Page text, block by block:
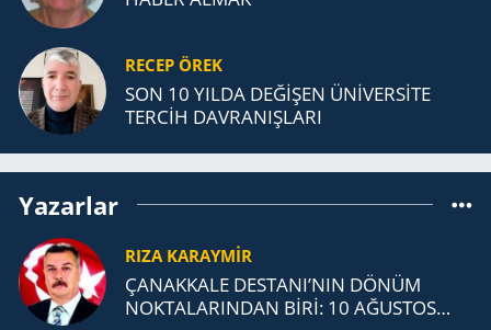
RECEP ÖREK
SON 10 YILDA DEĞİŞEN ÜNİVERSİTE
TERCİH DAVRANIŞLARI
Yazarlar
RIZA KARAYMIR
ÇANAKKALE DESTANI’NIN DÖNÜM
NOKTALARINDAN BİRİ: 10 AĞUSTOS